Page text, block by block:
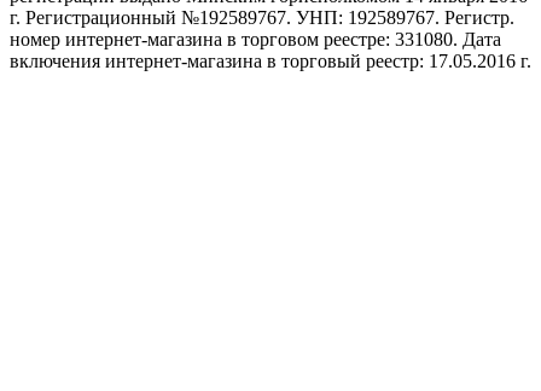
г. Регистрационный №192589767. УНП: 192589767. Регистр.
номер интернет-магазина в торговом реестре: 331080. Дата
включения интернет-магазина в торговый реестр: 17.05.2016 г.